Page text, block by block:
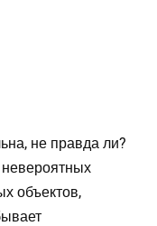
не правда ли?
объектов,